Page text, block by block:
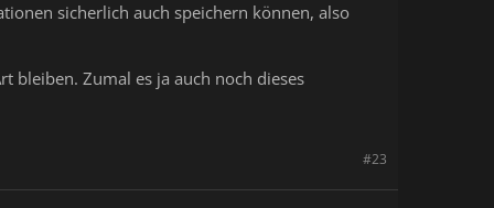
sicherlich auch speichern können, also
bleiben. Zumal es ja auch noch dieses
#23